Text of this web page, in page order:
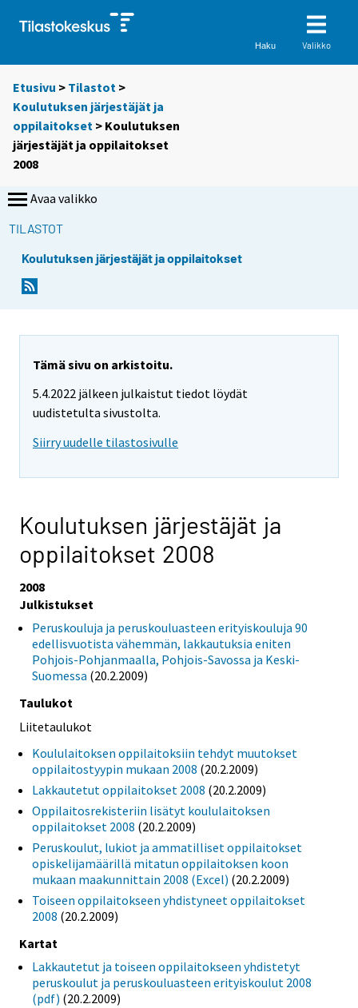
Haku Valikko
Etusivu > Tilastot >
Koulutuksen järjestäjät ja
oppilaitokset > Koulutuksen
järjestäjät ja oppilaitokset
2008
Avaa valikko
TILASTOT
Koulutuksen järjestäjät ja oppilaitokset
Tämä sivu on arkistoitu.
5.4.2022 jälkeen julkaistut tiedot löydät
uudistetulta sivustolta.
Siirry uudelle tilastosivulle
Koulutuksen järjestäjät ja
oppilaitokset 2008
2008
Julkistukset
Peruskouluja ja peruskouluasteen erityiskouluja 90
edellisvuotista vähemmän, lakkautuksia eniten
Pohjois-Pohjanmaalla, Pohjois-Savossa ja Keski-
Suomessa (20.2.2009)
Taulukot
Liitetaulukot
Koululaitoksen oppilaitoksiin tehdyt muutokset
oppilaitostyypin mukaan 2008 (20.2.2009)
Lakkautetut oppilaitokset 2008 (20.2.2009)
Oppilaitosrekisteriin lisätyt koululaitoksen
oppilaitokset 2008 (20.2.2009)
Peruskoulut, lukiot ja ammatilliset oppilaitokset
opiskelijamäärillä mitatun oppilaitoksen koon
mukaan maakunnittain 2008 (Excel) (20.2.2009)
Toiseen oppilaitokseen yhdistyneet oppilaitokset
2008 (20.2.2009)
Kartat
Lakkautetut ja toiseen oppilaitokseen yhdistetyt
peruskoulut ja peruskouluasteen erityiskoulut 2008
(pdf) (20.2.2009)